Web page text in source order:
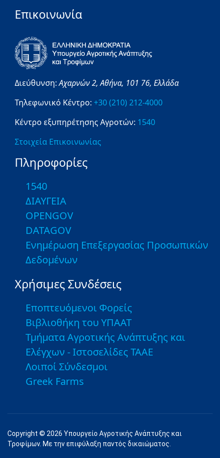
Επικοινωνία
Διεύθυνση:Αχαρνών 2,Αθήνα, 101 76, Ελλάδα
Τηλεφωνικό Κέντρο: +30 (210) 212-4000
Κέντρο εξυπηρέτησης Αγροτών: 1540
Στοιχεία Επικοινωνίας
Πληροφορίες
1540
ΔΙΑΥΓΕΙΑ
OPENGOV
DATAGOV
Ενημέρωση Επεξεργασίας Προσωπικών
Δεδομένων
Χρήσιμες Συνδέσεις
Εποπτευόμενοι Φορείς
Βιβλιοθήκη του ΥΠΑΑΤ
Τμήματα Αγροτικής Ανάπτυξης και
Ελέγχων - Ιστοσελίδες ΤΑΑΕ
Λοιποί Σύνδεσμοι
Greek Farms
Copyright © 2026 Υπουργείο Αγροτικής Ανάπτυξης και
Τροφίμων. Με την επιφύλαξη παντός δικαιώματος.